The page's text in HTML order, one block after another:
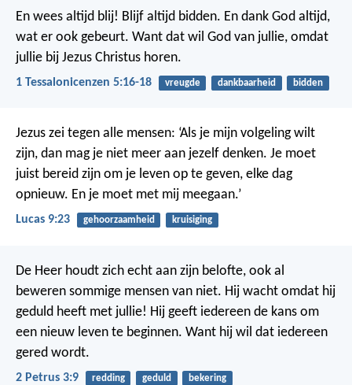
En wees altijd blij! Blijf altijd bidden. En dank God altijd,
wat er ook gebeurt. Want dat wil God van jullie, omdat
jullie bij Jezus Christus horen.
1 Tessalonicenzen 5:16-18 vreugde dankbaarheid bidden
Jezus zei tegen alle mensen: ‘Als je mijn volgeling wilt
zijn, dan mag je niet meer aan jezelf denken. Je moet
juist bereid zijn om je leven op te geven, elke dag
opnieuw. En je moet met mij meegaan.’
Lucas 9:23 gehoorzaamheid kruisiging
De Heer houdt zich echt aan zijn belofte, ook al
beweren sommige mensen van niet. Hij wacht omdat hij
geduld heeft met jullie! Hij geeft iedereen de kans om
een nieuw leven te beginnen. Want hij wil dat iedereen
gered wordt.
2 Petrus 3:9 redding geduld bekering